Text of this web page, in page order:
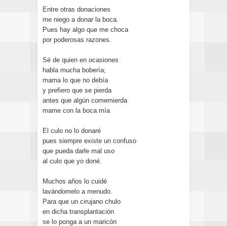
Entre otras donaciones
me niego a donar la boca.
Pues hay algo que me choca
por poderosas razones.
Sé de quien en ocasiones
habla mucha bobería;
mama lo que no debía
y prefiero que se pierda
antes que algún comemierda
mame con la boca mía
El culo no lo donaré
pues siempre existe un confuso
que pueda darle mal uso
al culo que yo doné.
Muchos años lo cuidé
lavándomelo a menudo.
Para que un cirujano chulo
en dicha transplantación
se lo ponga a un maricón